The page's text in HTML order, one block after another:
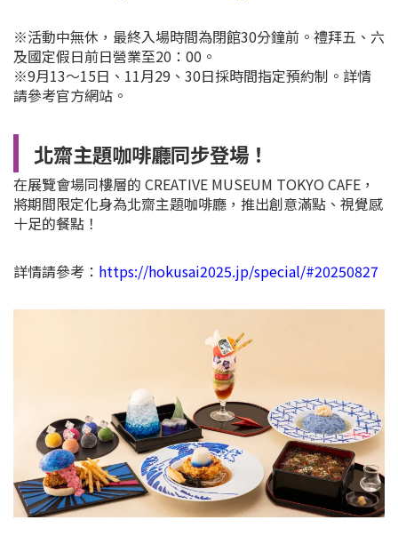
※活動中無休，最終入場時間為閉館30分鐘前。禮拜五、六
及國定假日前日營業至20：00。
※9月13～15日、11月29、30日採時間指定預約制。詳情
請參考官方網站。
北齋主題咖啡廳同步登場！
在展覽會場同樓層的 CREATIVE MUSEUM TOKYO CAFE，
將期間限定化身為北齋主題咖啡廳，推出創意滿點、視覺感
十足的餐點！
詳情請參考： https://hokusai2025.jp/special/#20250827